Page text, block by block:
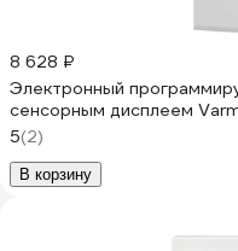
8 628 ₽
Электронный
сенсорным дисплеем
5(2)
В корзину